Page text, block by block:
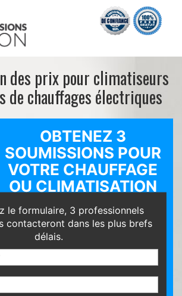
des prix pour climatiseurs
de chauffages électriques
OBTENEZ 3
SOUMISSIONS POUR
VOTRE CHAUFFAGE
OU CLIMATISATION
le formulaire, 3 professionnels
contacteront dans les plus brefs
délais.